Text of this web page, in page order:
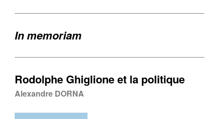
In memoriam
Rodolphe Ghiglione et la politique
Alexandre DORNA